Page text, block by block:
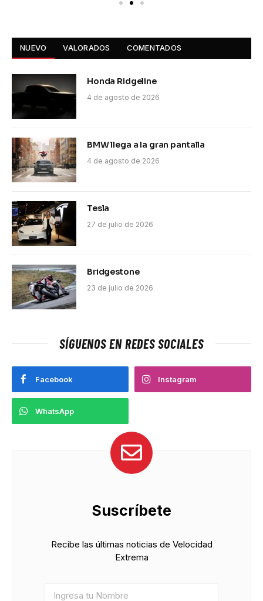
NUEVO VALORADOS COMENTADOS
Honda Ridgeline
4 de agosto de 2026
BMW llega a la gran pantalla
4 de agosto de 2026
Tesla
27 de julio de 2026
Bridgestone
23 de julio de 2026
SÍGUENOS EN REDES SOCIALES
Facebook Instagram
WhatsApp
Suscríbete
Recibe las últimas noticias de Velocidad
Extrema